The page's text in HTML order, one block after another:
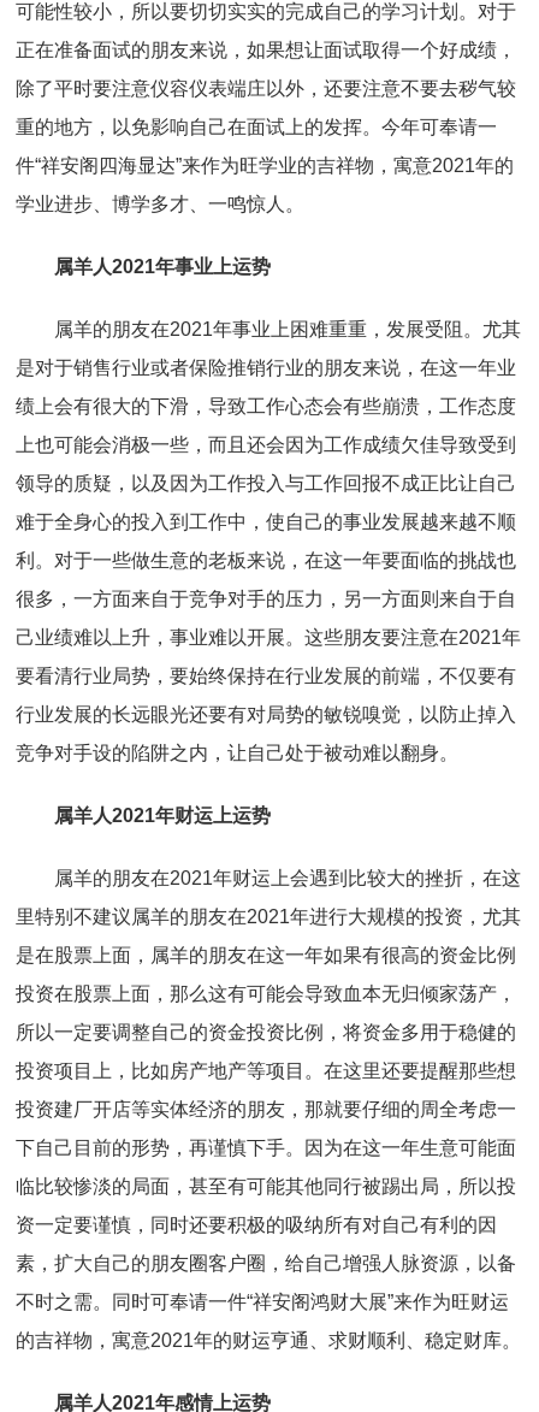
可能性较小，所以要切切实实的完成自己的学习计划。对于
正在准备面试的朋友来说，如果想让面试取得一个好成绩，
除了平时要注意仪容仪表端庄以外，还要注意不要去秽气较
重的地方，以免影响自己在面试上的发挥。今年可奉请一
件“祥安阁四海显达”来作为旺学业的吉祥物，寓意2021年的
学业进步、博学多才、一鸣惊人。
属羊人2021年事业上运势
属羊的朋友在2021年事业上困难重重，发展受阻。尤其
是对于销售行业或者保险推销行业的朋友来说，在这一年业
绩上会有很大的下滑，导致工作心态会有些崩溃，工作态度
上也可能会消极一些，而且还会因为工作成绩欠佳导致受到
领导的质疑，以及因为工作投入与工作回报不成正比让自己
难于全身心的投入到工作中，使自己的事业发展越来越不顺
利。对于一些做生意的老板来说，在这一年要面临的挑战也
很多，一方面来自于竞争对手的压力，另一方面则来自于自
己业绩难以上升，事业难以开展。这些朋友要注意在2021年
要看清行业局势，要始终保持在行业发展的前端，不仅要有
行业发展的长远眼光还要有对局势的敏锐嗅觉，以防止掉入
竞争对手设的陷阱之内，让自己处于被动难以翻身。
属羊人2021年财运上运势
属羊的朋友在2021年财运上会遇到比较大的挫折，在这
里特别不建议属羊的朋友在2021年进行大规模的投资，尤其
是在股票上面，属羊的朋友在这一年如果有很高的资金比例
投资在股票上面，那么这有可能会导致血本无归倾家荡产，
所以一定要调整自己的资金投资比例，将资金多用于稳健的
投资项目上，比如房产地产等项目。在这里还要提醒那些想
投资建厂开店等实体经济的朋友，那就要仔细的周全考虑一
下自己目前的形势，再谨慎下手。因为在这一年生意可能面
临比较惨淡的局面，甚至有可能其他同行被踢出局，所以投
资一定要谨慎，同时还要积极的吸纳所有对自己有利的因
素，扩大自己的朋友圈客户圈，给自己增强人脉资源，以备
不时之需。同时可奉请一件“祥安阁鸿财大展”来作为旺财运
的吉祥物，寓意2021年的财运亨通、求财顺利、稳定财库。
属羊人2021年感情上运势